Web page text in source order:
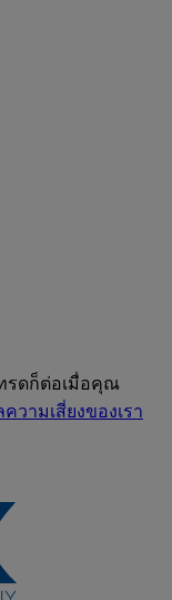
รดก็ต่อเมื่อคุณ
วามเสี่ยงของเรา